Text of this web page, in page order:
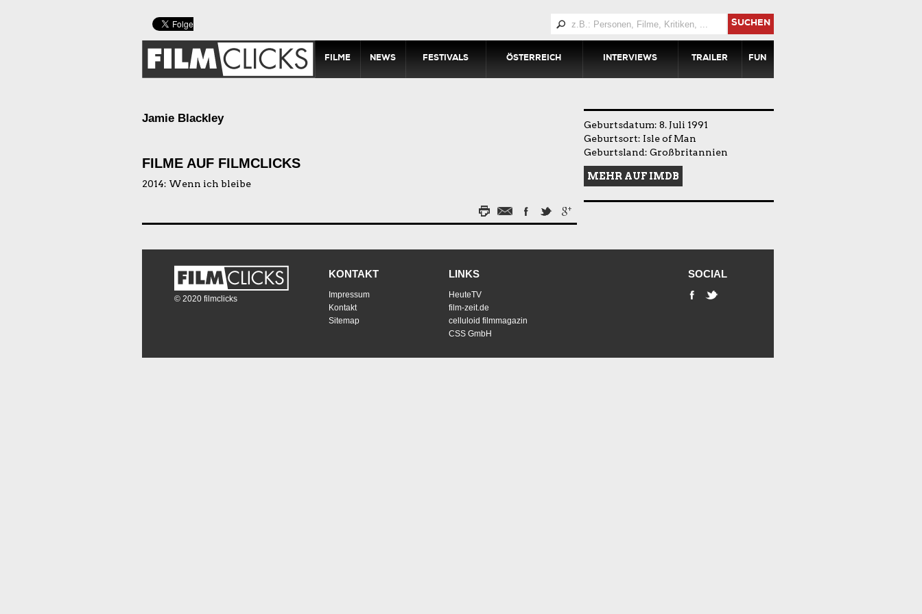
SUCHEN
FILME NEWS FESTIVALS ÖSTERREICH INTERVIEWS TRAILER FUN
Jamie Blackley
FILME AUF FILMCLICKS
2014: Wenn ich bleibe
Geburtsdatum: 8. Juli 1991
Geburtsort: Isle of Man
Geburtsland: Großbritannien
MEHR AUF IMDB
© 2020 filmclicks
KONTAKT
Impressum
Kontakt
Sitemap
LINKS
HeuteTV
film-zeit.de
celluloid filmmagazin
CSS GmbH
SOCIAL